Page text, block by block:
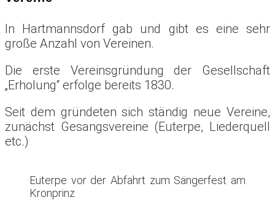
In Hartmannsdorf gab und gibt es eine sehr
große Anzahl von Vereinen.
Die erste Vereinsgründung der Gesellschaft
„Erholung“ erfolge bereits 1830.
Seit dem gründeten sich ständig neue Vereine,
zunächst Gesangsvereine (Euterpe, Liederquell
etc.)
Euterpe vor der Abfahrt zum Sängerfest am
Kronprinz